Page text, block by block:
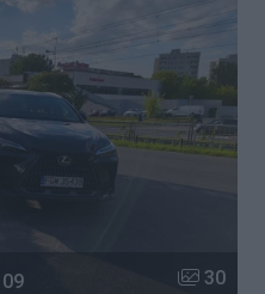
Liczba
30